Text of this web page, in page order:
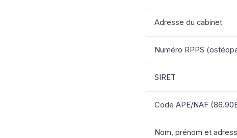
Adresse du cabinet
Numéro RPPS
SIRET
Code APE/NAF
Nom, prénom et